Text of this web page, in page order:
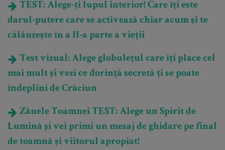
TEST: Alege-ți lupul interior! Care îți este
darul-putere care se activează chiar acum și te
călăuzește în a II-a parte a vieții
Test vizual: Alege globulețul care îți place cel
mai mult și vezi ce dorință secretă ți se poate
îndeplini de Crăciun
Zânele Toamnei TEST: Alege un Spirit de
Lumină și vei primi un mesaj de ghidare pe final
de toamnă și viitorul apropiat!